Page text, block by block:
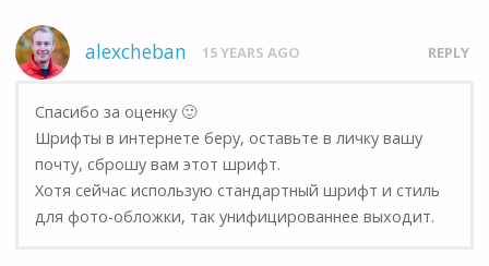
alexcheban 15 YEARS AGO REPLY
Спасибо за оценку 🙂
Шрифты в интернете беру, оставьте в личку вашу
почту, сброшу вам этот шрифт.
Хотя сейчас использую стандартный шрифт и стиль
для фото-обложки, так унифицированнее выходит.